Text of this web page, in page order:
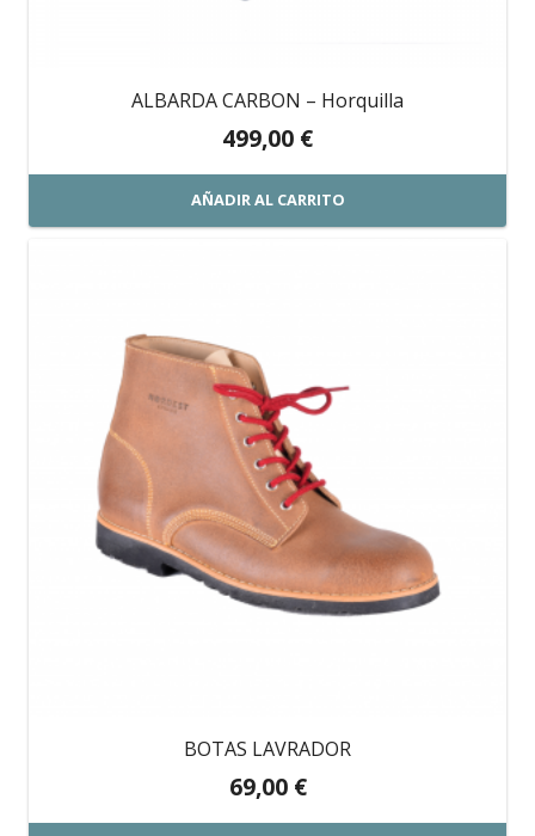
ALBARDA CARBON – Horquilla
499,00 €
AÑADIR AL CARRITO
BOTAS LAVRADOR
69,00 €